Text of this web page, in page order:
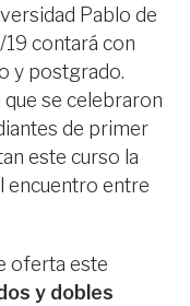
Pablo de
19 contará con
y postgrado.
se celebraron
de primer
este curso la
encuentro entre
oferta este
y dobles